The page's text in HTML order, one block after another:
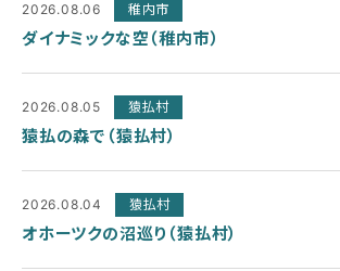
2026.08.06 稚内市
ダイナミックな空（稚内市）
2026.08.05 猿払村
猿払の森で（猿払村）
2026.08.04 猿払村
オホーツクの沼巡り（猿払村）